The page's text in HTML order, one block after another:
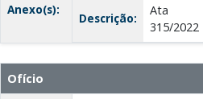
Anexo(s):
Descrição:
Ata
315/2022
Ofício